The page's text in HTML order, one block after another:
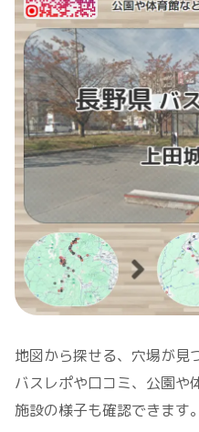
地図から探せる、穴場が見
バスレポや口コミ、公園や
施設の様子も確認できます。